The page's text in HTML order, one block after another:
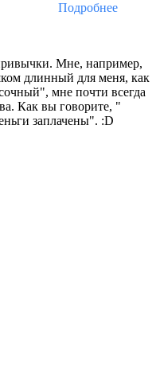
Подробнее
Мне, например,
длинный для меня, как
мне почти всегда
Как вы говорите, "
заплачены". :D